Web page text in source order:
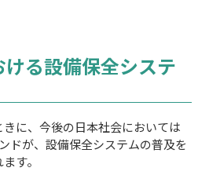
る設備保全システ
きに、今後の日本社会においては
ドが、設備保全システムの普及を
す。